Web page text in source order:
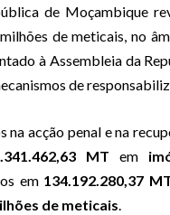
de Moçambique
de meticais, no
à Assembleia da
de
na acção penal e na
MT em
em 134.192.280,37
de meticais.